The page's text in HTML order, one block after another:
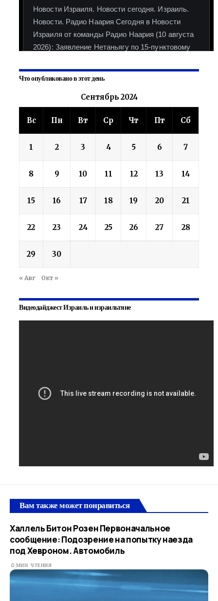
Что опубликовано в этот день
Сентябрь 2024
Вс Пн Вт Ср Чт Пт Сб
1 2 3 4 5 6 7
8 9 10 11 12 13 14
15 16 17 18 19 20 21
22 23 24 25 26 27 28
29 30
« Авг Окт »
Видеодайджест Израиль и израильтяне
Вам также может понравиться
Халлель Битон Розен Первоначальное
сообщение: Подозрение на попытку наезда
под Хевроном. Автомобиль
0 МИН. ЧТЕНИЯ